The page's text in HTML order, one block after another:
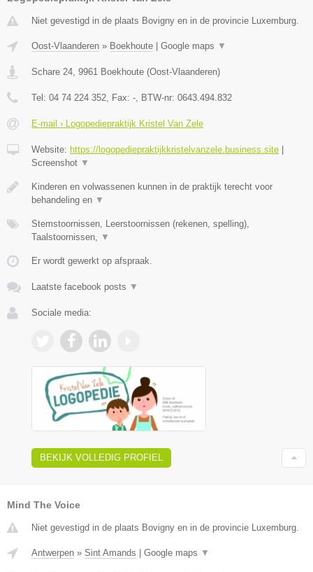
Niet gevestigd in de plaats Bovigny en in de provincie Luxemburg.
Oost-Vlaanderen » Boekhoute | Google maps ▼
Schare 24 9961 Boekhoute (Oost-Vlaanderen)
Tel: 04 74 224 352 , Fax: - , BTW-nr: 0643.494.832
E-mail › Logopediepraktijk Kristel Van Zele
Website: https://logopediepraktijkkristelvanzele.business.site |
Screenshot ▼
Kinderen en volwassenen kunnen in de praktijk terecht voor
behandeling en ▼
Stemstoornissen, Leerstoornissen (rekenen, spelling),
Taalstoornissen,
▼
Er wordt gewerkt op afspraak.
Laatste facebook posts ▼
Sociale media:
BEKIJK VOLLEDIG PROFIEL
Mind The Voice
Niet gevestigd in de plaats Bovigny en in de provincie Luxemburg.
Antwerpen » Sint Amands Google maps ▼